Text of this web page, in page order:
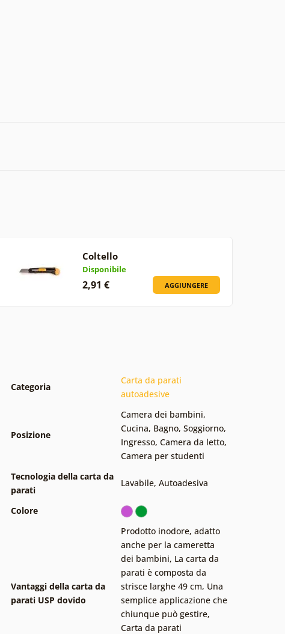
Coltello
Disponibile
2,91 € AGGIUNGERE
Categoria
Carta da parati
autoadesive
Posizione
Camera dei bambini,
Cucina, Bagno, Soggiorno,
Ingresso, Camera da letto,
Camera per studenti
Tecnologia della carta da
parati
Lavabile, Autoadesiva
Colore
Vantaggi della carta da
parati USP dovido
Prodotto inodore, adatto
anche per la cameretta
dei bambini, La carta da
parati è composta da
strisce larghe 49 cm, Una
semplice applicazione che
chiunque può gestire,
Carta da parati